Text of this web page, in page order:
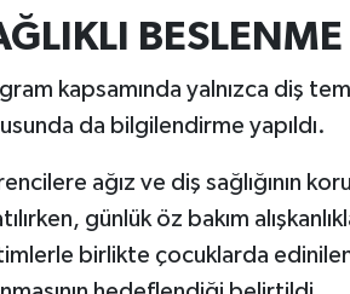
kapsamında yalnızca diş
da bilgilendirme yapıldı.
ağız ve diş sağlığının
günlük öz bakım
birlikte çocuklarda edinilen